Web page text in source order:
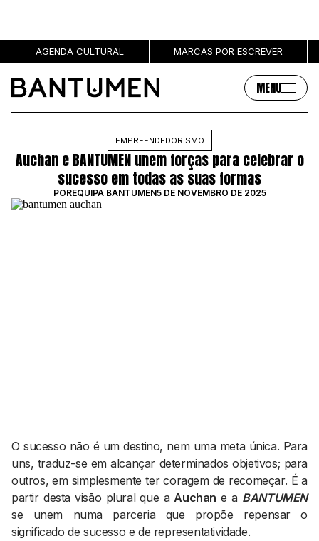
AGENDA CULTURAL MARCAS POR ESCREVER
MENU
MÚSICA
SOCIEDADE
CULTURA
Sobre
SOBRE NÓS
PUBLICIDADE
Contactos
EMAIL
GERAL@BANTUMEN.COM
WHATSAPP
+351 912 127 577
EMPREENDEDORISMO
Auchan e BANTUMEN unem forças para celebrar o
sucesso em todas as suas formas
POREQUIPA BANTUMEN5 DE NOVEMBRO DE 2025
O sucesso não é um destino, nem uma meta única. Para
uns, traduz-se em alcançar determinados objetivos; para
outros, em simplesmente ter coragem de recomeçar. É a
partir desta visão plural que aAuchan e a BANTUMEN
se unem numa parceria que propõe repensar o
significado de sucesso e de representatividade.